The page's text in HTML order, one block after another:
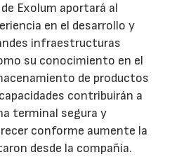
Exolum aportará al
en el desarrollo y
infraestructuras
su conocimiento en el
de productos
contribuirán a
terminal segura y
conforme aumente la
desde la compañía.